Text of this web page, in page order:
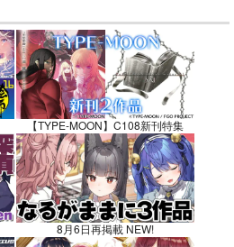
【TYPE-MOON】C108新刊特集
8月6日再掲載 NEW!